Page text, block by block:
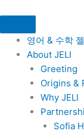
텐
츠
영어 & 수학
About JELI
Greeting
Origins &
Why JELI
Sofia